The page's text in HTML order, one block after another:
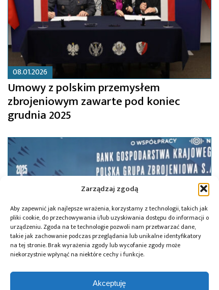
Zarządzaj zgodą
Aby zapewnić jak najlepsze wrażenia, korzystamy z technologii, takich jak
pliki cookie, do przechowywania i/lub uzyskiwania dostępu do informacji o
urządzeniu. Zgoda na te technologie pozwoli nam przetwarzać dane,
takie jak zachowanie podczas przeglądania lub unikalne identyfikatory
na tej stronie. Brak wyrażenia zgody lub wycofanie zgody może
niekorzystnie wpłynąć na niektóre cechy i funkcje.
Akceptuję
08.01.2026
Umowy z polskim przemysłem
zbrojeniowym zawarte pod koniec
grudnia 2025